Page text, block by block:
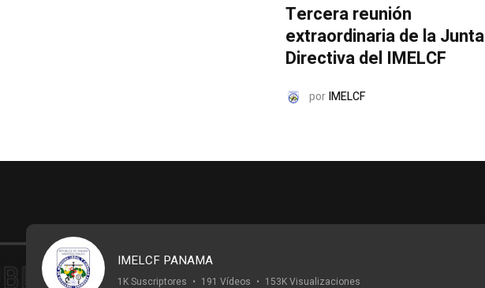
Tercera reunión
extraordinaria de la Junta
Directiva del IMELCF
porIMELCF
IMELCF PANAMA
1K Suscriptores • 191 Vídeos • 153K Visualizaciones